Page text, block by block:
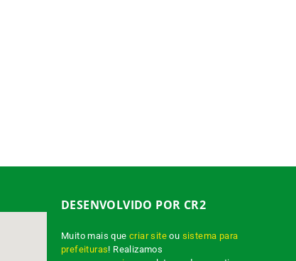
DESENVOLVIDO POR CR2
Muito mais quecriar site ou sistema para
prefeituras! Realizamos